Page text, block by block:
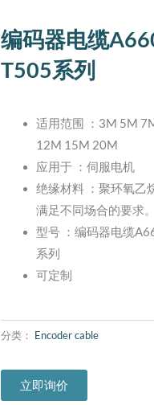
编码器电缆
T505系列
适用范围 ：3M 5M
12M 15M 20M
应用于 ：伺服电机
绝缘材料 ：聚环氧乙
满足不同场合的要求。
型号 ：编码器电缆
系列
可定制
分类： Encoder cable
立即询价